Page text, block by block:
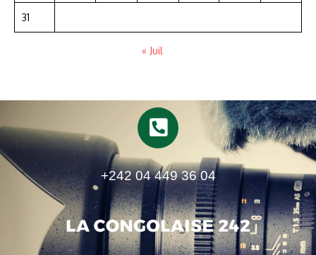
31
« Juil
+242 04 449 36 04